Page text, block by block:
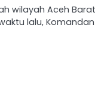
wilayah Aceh Barat
lalu, Komandan